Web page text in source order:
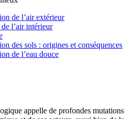
de l’air extérieur
l’air intérieur
des sols : origines et conséquences
de l’eau douce
appelle de profondes mutations